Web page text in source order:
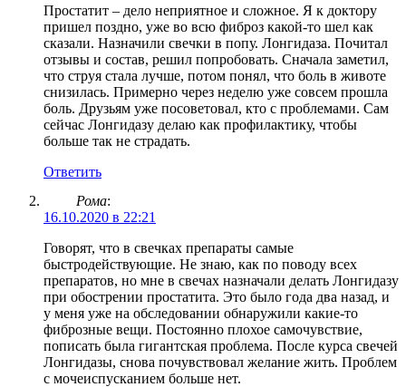
Простатит – дело неприятное и сложное. Я к доктору
пришел поздно, уже во всю фиброз какой-то шел как
сказали. Назначили свечки в попу. Лонгидаза. Почитал
отзывы и состав, решил попробовать. Сначала заметил,
что струя стала лучше, потом понял, что боль в животе
снизилась. Примерно через неделю уже совсем прошла
боль. Друзьям уже посоветовал, кто с проблемами. Сам
сейчас Лонгидазу делаю как профилактику, чтобы
больше так не страдать.
Ответить
Рома:
16.10.2020 в 22:21
Говорят, что в свечках препараты самые
быстродействующие. Не знаю, как по поводу всех
препаратов, но мне в свечах назначали делать Лонгидазу
при обострении простатита. Это было года два назад, и
у меня уже на обследовании обнаружили какие-то
фиброзные вещи. Постоянно плохое самочувствие,
пописать была гигантская проблема. После курса свечей
Лонгидазы, снова почувствовал желание жить. Проблем
с мочеиспусканием больше нет.